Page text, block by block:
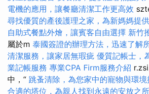
電機的應用，讓餐廳清潔工作更高效
尋找優質的產後護理之家，為新媽媽提
自助式餐點外燴，讓賓客自由選擇 新竹
屬於m 泰國簽證的辦理方法，迅速了解
清潔服務，讓家居無瑕疵 優質記帳士，
業記帳服務 專業CPA Firm服務介紹
中，“ 跳蚤清除，為您家中的寵物與環
合適的塔位，為親人找到永遠的安放之所